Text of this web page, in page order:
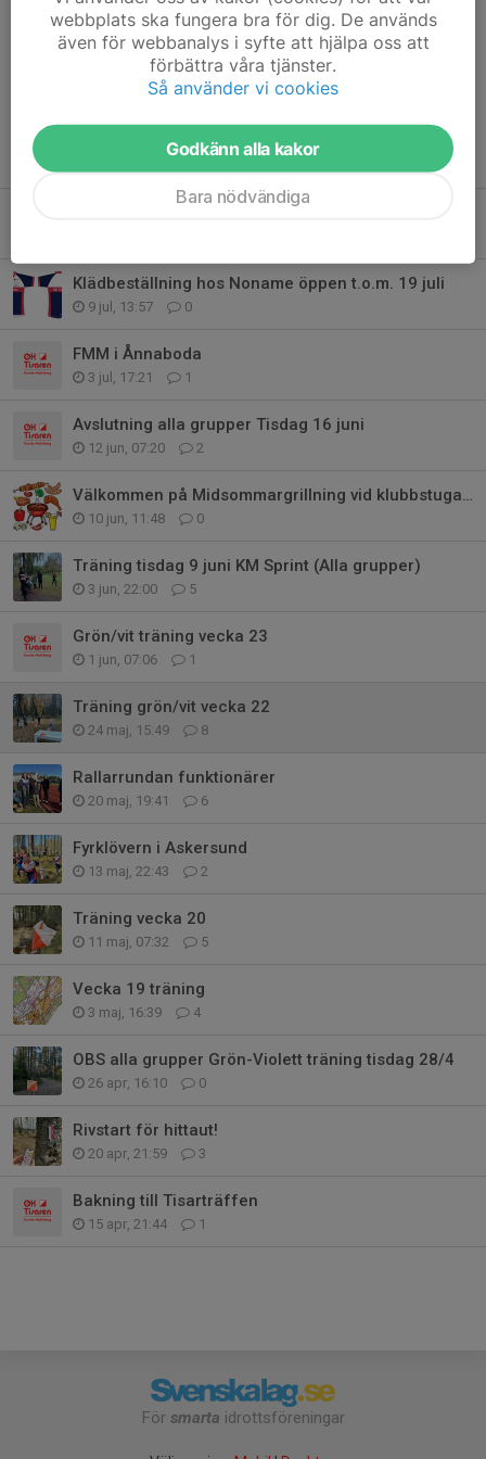
Algot har blivit sjuk så han kommer inte :(
Tidigare nyheter
Ny städ och fikalista för vecka 2026-26 - 2027-04
Klädbeställning hos Noname öppen t.o.m. 19 juli
9 jul, 13:57 0
FMM i Ånnaboda
3 jul, 17:21 1
Avslutning alla grupper Tisdag 16 juni
12 jun, 07:20 2
Välkommen på Midsommargrillning vid klubbstugan tisdagen den 16 juni
10 jun, 11:48 0
Träning tisdag 9 juni KM Sprint (Alla grupper)
3 jun, 22:00 5
Grön/vit träning vecka 23
1 jun, 07:06 1
Träning grön/vit vecka 22
24 maj, 15:49 8
Rallarrundan funktionärer
20 maj, 19:41 6
Fyrklövern i Askersund
13 maj, 22:43 2
Träning vecka 20
11 maj, 07:32 5
Vecka 19 träning
3 maj, 16:39 4
OBS alla grupper Grön-Violett träning tisdag 28/4
26 apr, 16:10 0
Rivstart för hittaut!
20 apr, 21:59 3
Bakning till Tisarträffen
15 apr, 21:44 1
För smarta idrottsföreningar
webbplats ska fungera bra för dig. De används
även för webbanalys i syfte att hjälpa oss att
förbättra våra tjänster.
Så använder vi cookies
Godkänn alla kakor
Bara nödvändiga